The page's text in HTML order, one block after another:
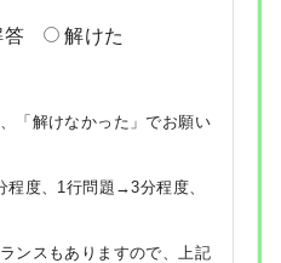
答
解けた
「解けなかった」でお願い
度、1行問題→3分程度、
ンスもありますので、上記